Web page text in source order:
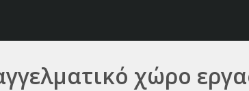
χώρο